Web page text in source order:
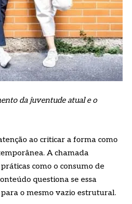
da juventude atual e o
ao criticar a forma como
A chamada
como o consumo de
questiona se essa
o mesmo vazio estrutural.